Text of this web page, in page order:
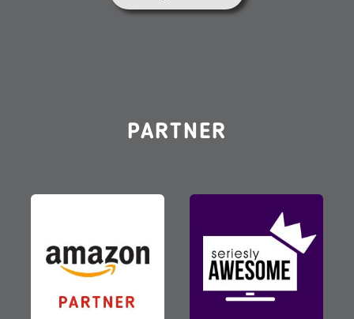
PARTNER